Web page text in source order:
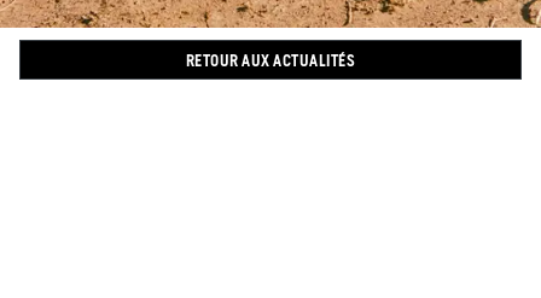
RETOUR AUX ACTUALITÉS